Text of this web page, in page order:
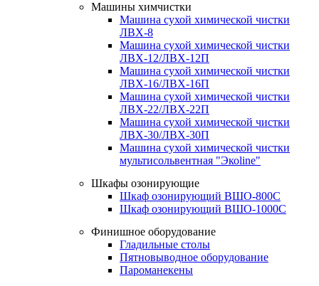
Машины химчистки
Машина сухой химической чистки
ЛВХ-8
Машина сухой химической чистки
ЛВХ-12/ЛВХ-12П
Машина сухой химической чистки
ЛВХ-16/ЛВХ-16П
Машина сухой химической чистки
ЛВХ-22/ЛВХ-22П
Машина сухой химической чистки
ЛВХ-30/ЛВХ-30П
Машина сухой химической чистки
мультисольвентная "Экоline"
Шкафы озонирующие
Шкаф озонирующий ВШО-800С
Шкаф озонирующий ВШО-1000С
Финишное оборудование
Гладильные столы
Пятновыводное оборудование
Пароманекены